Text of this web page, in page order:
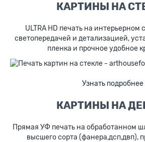
КАРТИНЫ НА
ULTRA HD печать на интерьерном
светопередачей и детализацией,
пленка и прочное удобное
Узнать подробнее
КАРТИНЫ НА
Прямая УФ печать на обработанном
высшего сорта (фанера,дсп,двп),